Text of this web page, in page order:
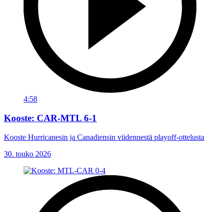
4:58
Kooste: CAR-MTL 6-1
Kooste Hurricanesin ja Canadiensin viidennestä playoff-ottelusta
30. touko 2026